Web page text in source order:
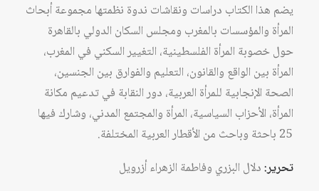
يضم هذا الكتاب دراسات ونقاشات ندوة نظمتها مجموعة أبحاث
المرأة والمؤسسات بالمغرب ومجلس السكان الدولي بالقاهرة
حول خصوبة المرأة الفلسطينية، التغيير السكني في المغرب،
المرأة بين الواقع والقانون، التعليم والفوارق بين الجنسين،
الصحة الإنجابية للمرأة العربية، دور النقابة في تدعيم مكانة
المرأة، الأحزاب السياسية، المرأة والمجتمع المدني، وشارك فيها
25 باحثة وباحث من الأقطار العربية المختلفة.
تحرير:دلال البزري وفاطمة الزهراء أزرويل